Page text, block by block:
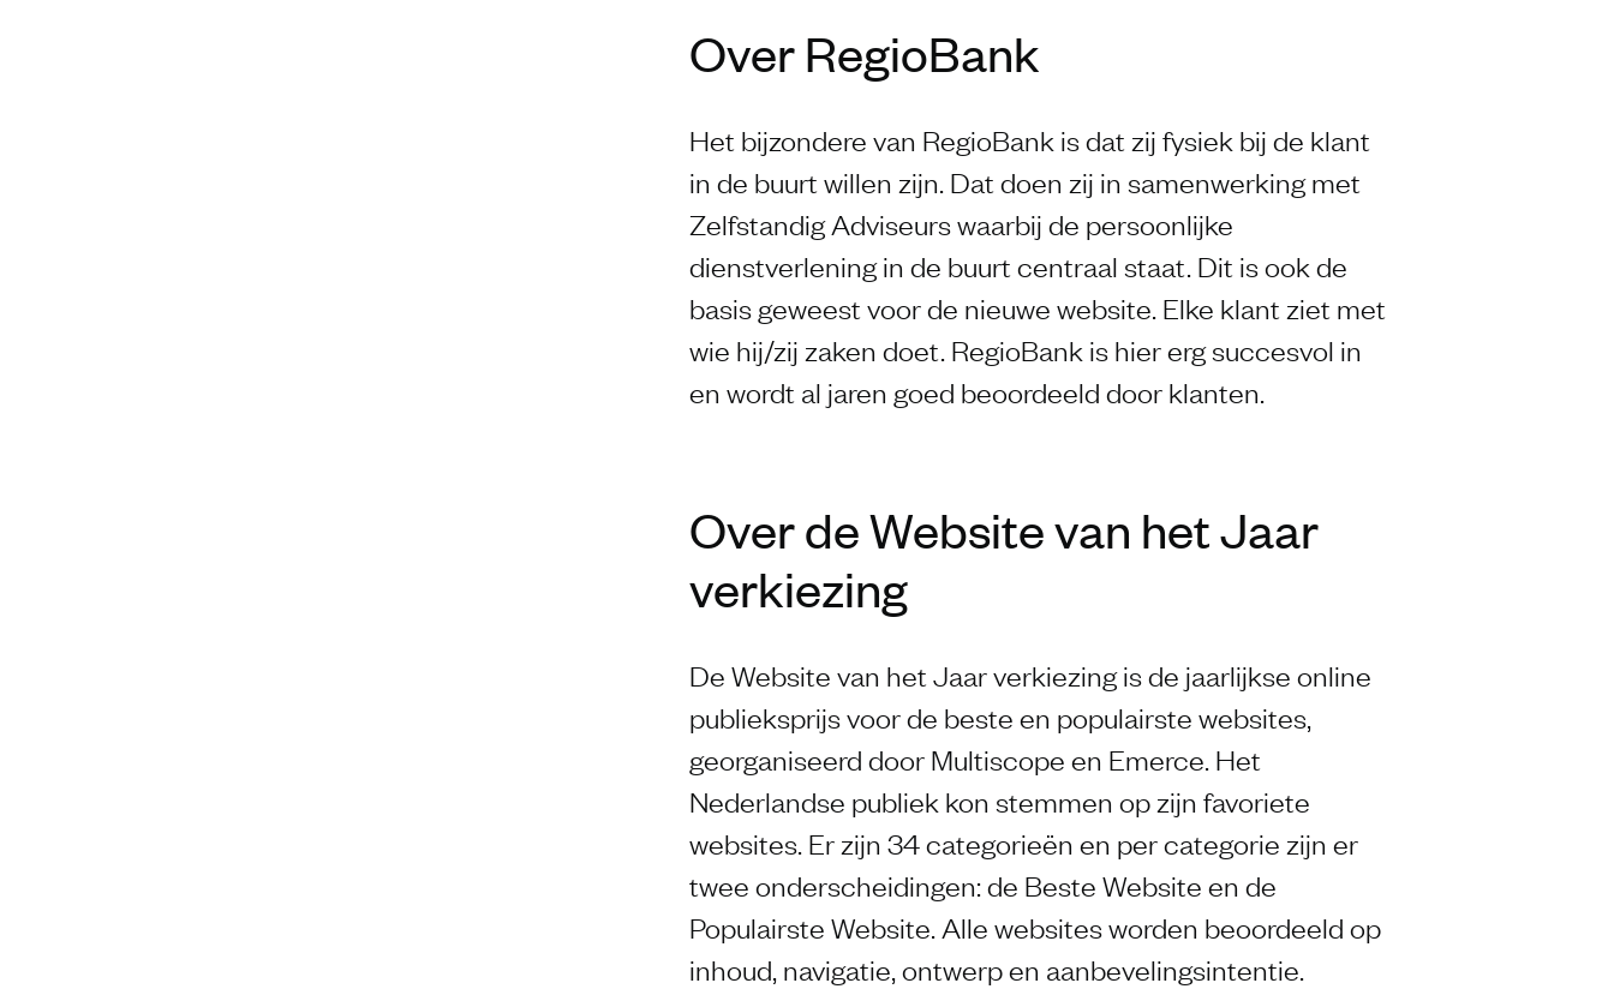
Over RegioBank
Het bijzondere van RegioBank is dat zij fysiek bij de klant
in de buurt willen zijn. Dat doen zij in samenwerking met
Zelfstandig Adviseurs waarbij de persoonlijke
dienstverlening in de buurt centraal staat. Dit is ook de
basis geweest voor de nieuwe website. Elke klant ziet met
wie hij/zij zaken doet. RegioBank is hier erg succesvol in
en wordt al jaren goed beoordeeld door klanten.
Over de Website van het Jaar
verkiezing
De Website van het Jaar verkiezing is de jaarlijkse online
publieksprijs voor de beste en populairste websites,
georganiseerd door Multiscope en Emerce. Het
Nederlandse publiek kon stemmen op zijn favoriete
websites. Er zijn 34 categorieën en per categorie zijn er
twee onderscheidingen: de Beste Website en de
Populairste Website. Alle websites worden beoordeeld op
inhoud, navigatie, ontwerp en aanbevelingsintentie.